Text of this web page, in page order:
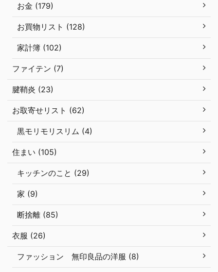
お金 (179)
お買物リスト (128)
家計簿 (102)
ファイテン (7)
腱鞘炎 (23)
お取寄せリスト (62)
黒モリモリスリム (4)
住まい (105)
キッチンのこと (29)
家 (9)
断捨離 (85)
衣服 (26)
ファッション 無印良品の洋服 (8)